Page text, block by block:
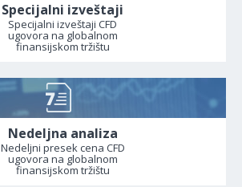
Specijalni izveštaji
Specijalni izveštaji CFD
ugovora na globalnom
finansijskom tržištu
Nedeljna analiza
Nedeljni presek cena CFD
ugovora na globalnom
finansijskom tržištu